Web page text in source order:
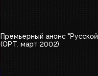
Премьерный анонс
(ОРТ, март 2002)